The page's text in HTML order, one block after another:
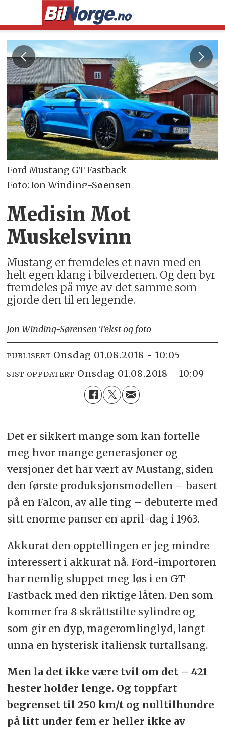
Ford Mustang GT Fastback
Foto: Jon Winding-Søensen
Medisin Mot
Muskelsvinn
Mustang er fremdeles et navn med en
helt egen klang i bilverdenen. Og den byr
fremdeles på mye av det samme som
gjorde den til en legende.
Jon Winding-Sørensen Tekst og foto
PUBLISERT onsdag 01.08.2018 - 10:05
SIST OPPDATERT onsdag 01.08.2018 - 10:09
Det er sikkert mange som kan fortelle
meg hvor mange generasjoner og
versjoner det har vært av Mustang, siden
den første produksjonsmodellen – basert
på en Falcon, av alle ting – debuterte med
sitt enorme panser en april-dag i 1963.
Akkurat den opptellingen er jeg mindre
interessert i akkurat nå. Ford-importøren
har nemlig sluppet meg løs i en GT
Fastback med den riktige låten. Den som
kommer fra 8 skråttstilte sylindre og
som gir en dyp, mageromlinglyd, langt
unna en hysterisk italiensk turtallsang.
Men la det ikke være tvil om det – 421
hester holder lenge. Og toppfart
begrenset til 250 km/t og nulltilhundre
på litt under fem er heller ikke av